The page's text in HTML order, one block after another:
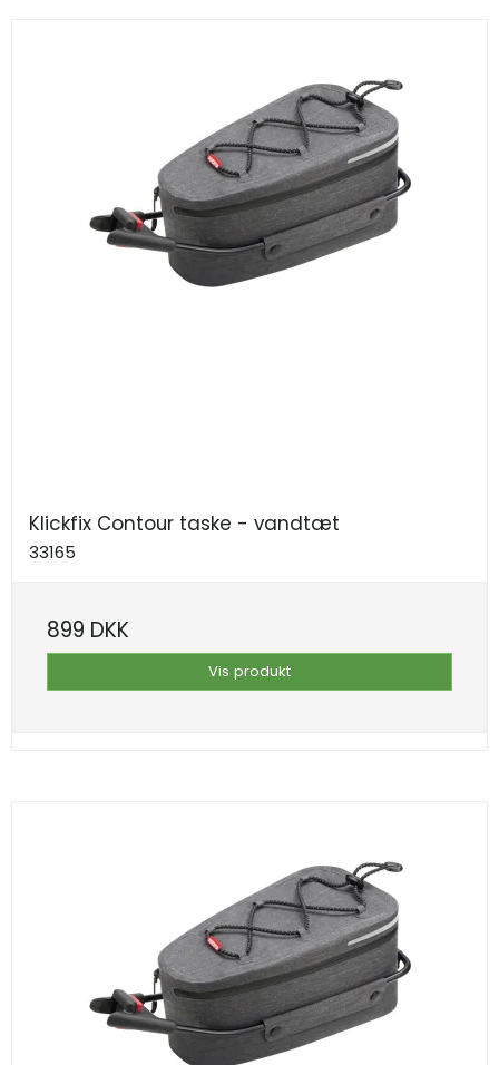
Klickfix Contour taske - vandtæt
33165
899 DKK
Vis produkt